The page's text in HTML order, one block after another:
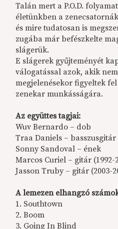
Talán mert a P.O.D.
életünkben a
és mire tudatosan is
zugába már befészkelte
slágerük.
E slágerek gyűjteményét
válogatással azok, akik
megjelenésekor figyeltek
zenekar munkásságára.
Az együttes tagjai:
Wuv Bernardo – dob
Traa Daniels – basszusgitár
Sonny Sandoval – ének
Marcos Curiel – gitár (1992-
Jasson Truby – gitár (2003-
A lemezen elhangzó
1. Southtown
2. Boom
3. Going In Blind